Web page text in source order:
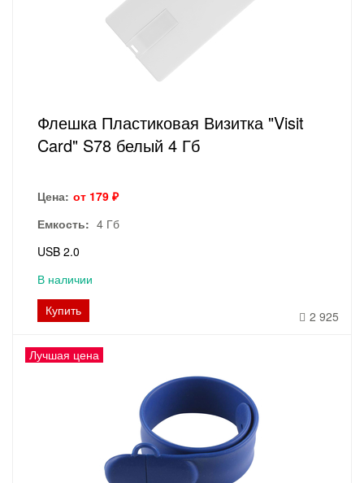
Флешка Пластиковая Визитка "Visit
Card" S78 белый 4 Гб
Цена: от 179 ₽
Емкость: 4 Гб
USB 2.0
В наличии
Купить
2 925
Лучшая цена